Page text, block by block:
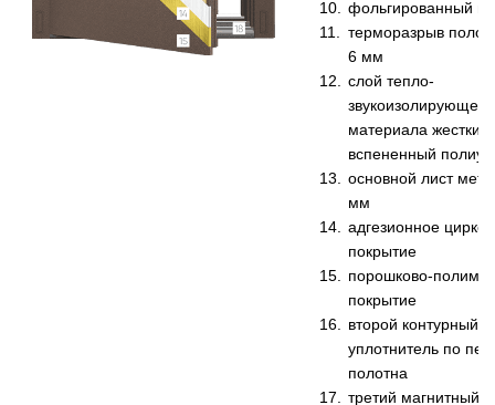
фольгированный
терморазрыв
6 мм
слой тепло-
звукоизолирующего
материала жесткий
вспененный
основной лист
мм
адгезионное
покрытие
порошково-
покрытие
второй контурный
уплотнитель по
полотна
третий магнитный